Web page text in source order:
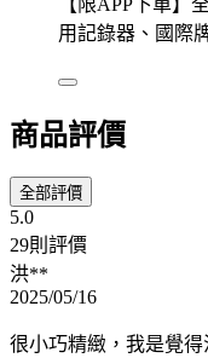
用記錄器、國際
商品評價
全部評價
5.0
29則評價
洪**
2025/05/16
很小巧精緻，我是覺